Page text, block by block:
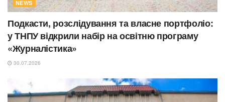
NEWS
Подкасти, розслідування та власне портфоліо:
у ТНПУ відкрили набір на освітню програму
«Журналістика»
30.07.2026